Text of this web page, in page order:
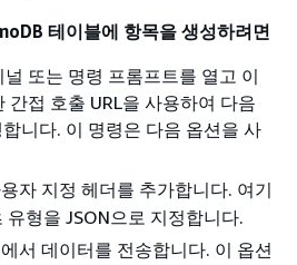
테이블에 항목을 생성하려면
또는 명령 프롬프트를 열고 이
간접 호출 URL을 사용하여 다음
니다. 이 명령은 다음 옵션을 사
자 지정 헤더를 추가합니다. 여기
유형을 JSON으로 지정합니다.
서 데이터를 전송합니다. 이 옵션